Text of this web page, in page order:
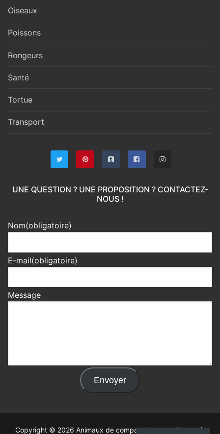
Oiseaux
Poissons
Rongeurs
Santé
Tortue
Transport
UNE QUESTION ? UNE PROPOSITION ? CONTACTEZ-
NOUS !
Nom(obligatoire)
E-mail(obligatoire)
Message
Envoyer
Copyright © 2026 Animaux de compagnie : conseils santé,